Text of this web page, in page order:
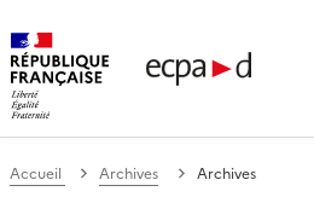
de communication
Accueil Archives Archives